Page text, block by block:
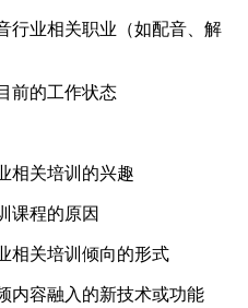
行业相关职业（如配音、解
前的工作状态
相关培训的兴趣
课程的原因
相关培训倾向的形式
内容融入的新技术或功能